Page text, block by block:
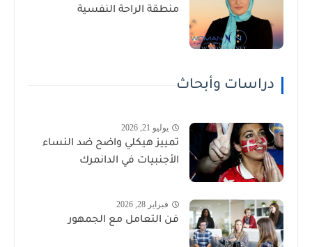
منطقة الراحة النفسية
دراسات وأبحاث
يوليو 21, 2026
تمييز هيكلي واضح ضد النساء
الأجنبيات في الدانمرك
فبراير 28, 2026
فن التعامل مع الجمهور